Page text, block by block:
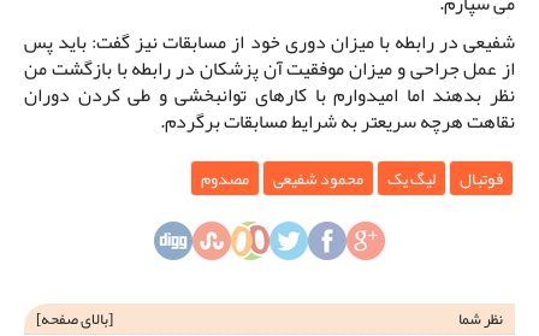
شفیعی در رابطه با میزان دوری خود از مسابقات نیز گفت: باید پس
از عمل جراحی و میزان موفقیت آن پزشکان در رابطه با بازگشت من
نظر بدهند اما امیدوارم با کارهای توانبخشی و طی کردن دوران
نقاهت هرچه سریعتر به شرایط مسابقات برگردم.
فوتبال لیگ یک محمود شفیعی مصدوم
نظر شما [بالای صفحه]